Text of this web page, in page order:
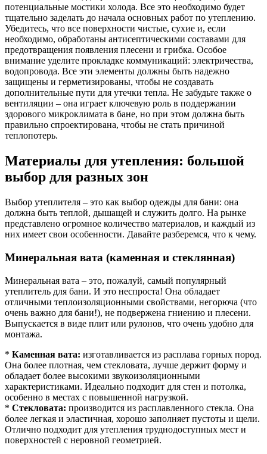
потенциальные мостики холода. Все это необходимо будет
тщательно заделать до начала основных работ по утеплению.
Убедитесь, что все поверхности чистые, сухие и, если
необходимо, обработаны антисептическими составами для
предотвращения появления плесени и грибка. Особое
внимание уделите прокладке коммуникаций: электричества,
водопровода. Все эти элементы должны быть надежно
защищены и герметизированы, чтобы не создавать
дополнительные пути для утечки тепла. Не забудьте также о
вентиляции – она играет ключевую роль в поддержании
здорового микроклимата в бане, но при этом должна быть
правильно спроектирована, чтобы не стать причиной
теплопотерь.
Материалы для утепления: большой
выбор для разных зон
Выбор утеплителя – это как выбор одежды для бани: она
должна быть теплой, дышащей и служить долго. На рынке
представлено огромное количество материалов, и каждый из
них имеет свои особенности. Давайте разберемся, что к чему.
Минеральная вата (каменная и стеклянная)
Минеральная вата – это, пожалуй, самый популярный
утеплитель для бани. И это неспроста! Она обладает
отличными теплоизоляционными свойствами, негорюча (что
очень важно для бани!), не подвержена гниению и плесени.
Выпускается в виде плит или рулонов, что очень удобно для
монтажа.
* Каменная вата: изготавливается из расплава горных пород.
Она более плотная, чем стекловата, лучше держит форму и
обладает более высокими звукоизоляционными
характеристиками. Идеально подходит для стен и потолка,
особенно в местах с повышенной нагрузкой.
* Стекловата: производится из расплавленного стекла. Она
более легкая и эластичная, хорошо заполняет пустоты и щели.
Отлично подходит для утепления труднодоступных мест и
поверхностей с неровной геометрией.